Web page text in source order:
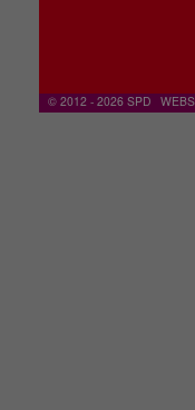
© 2012 - 2026 SPD